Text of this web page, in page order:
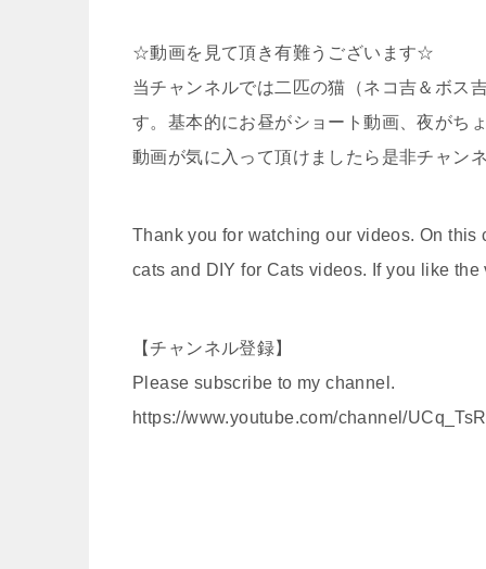
☆動画を見て頂き有難うございます☆
当チャンネルでは二匹の猫（ネコ吉＆ボス
す。基本的にお昼がショート動画、夜がち
動画が気に入って頂けましたら是非チャン
Thank you for watching our videos. On
cats and DIY for Cats videos. If you like
【チャンネル登録】
Please subscribe to my channel.
https://www.youtube.com/channel/